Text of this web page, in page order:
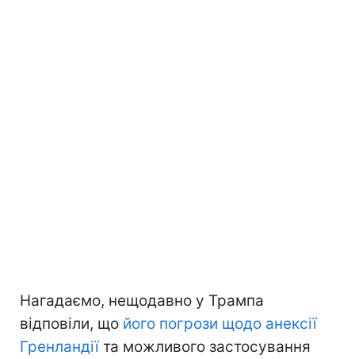
Нагадаємо, нещодавно у Трампа
відповіли, що його погрози щодо анексії
Гренландіїта можливого застосування